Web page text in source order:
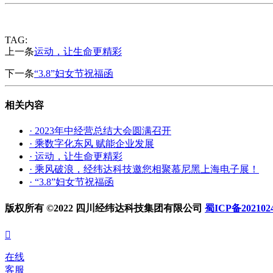
TAG:
上一条运动，让生命更精彩
下一条“3.8”妇女节祝福函
相关内容
· 2023年中经营总结大会圆满召开
· 乘数字化东风 赋能企业发展
· 运动，让生命更精彩
· 乘风破浪，经纬达科技邀您相聚慕尼黑上海电子展！
· “3.8”妇女节祝福函
版权所有 ©2022 四川经纬达科技集团有限公司 蜀ICP备

在线
客服